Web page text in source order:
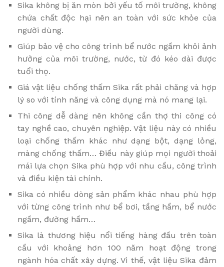
Sika không bị ăn mòn bởi yếu tố môi trường, không
chứa chất độc hại nên an toàn với sức khỏe của
người dùng.
Giúp bảo vệ cho công trình bể nước ngầm khỏi ảnh
hưởng của môi trường, nước, từ đó kéo dài được
tuổi thọ.
Giá vật liệu chống thấm Sika rất phải chăng và hợp
lý so với tính năng và công dụng mà nó mang lại.
Thi công dễ dàng nên không cần thợ thi công có
tay nghề cao, chuyên nghiệp. Vật liệu này có nhiều
loại chống thấm khác như dạng bột, dạng lỏng,
màng chống thấm… Điều này giúp mọi người thoải
mái lựa chọn Sika phù hợp với nhu cầu, công trình
và điều kiện tài chính.
Sika có nhiều dòng sản phẩm khác nhau phù hợp
với từng công trình như bể bơi, tầng hầm, bể nước
ngầm, đường hầm…
Sika là thương hiệu nổi tiếng hàng đầu trên toàn
cầu với khoảng hơn 100 năm hoạt động trong
ngành hóa chất xây dựng. Vì thế, vật liệu Sika đảm